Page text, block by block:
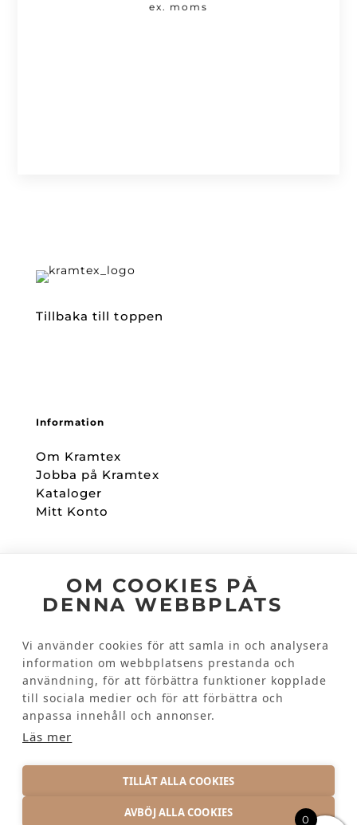
OM COOKIES PÅ
DENNA WEBBPLATS
Vi använder cookies för att samla in och analysera
information om webbplatsens prestanda och
användning, för att förbättra funktioner kopplade
till sociala medier och för att förbättra och
anpassa innehåll och annonser.
Läs mer
TILLÅT ALLA COOKIES
AVBÖJ ALLA COOKIES
ex. moms
Tillbaka till toppen
Information
Om Kramtex
Jobba på Kramtex
Kataloger
Mitt Konto
Facebook
Kundinformation
Kontakta oss
INTEGRITETSPOLICY 0